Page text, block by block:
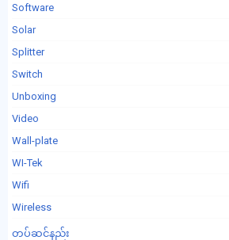
Software
Solar
Splitter
Switch
Unboxing
Video
Wall-plate
WI-Tek
Wifi
Wireless
တပ်ဆင်နည်း